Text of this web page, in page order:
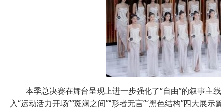
本季总决赛在舞台呈现上进一步强化了“自由”的叙事
入“运动活力开场”“斑斓之间”“形者无言”“黑色结构”四大展